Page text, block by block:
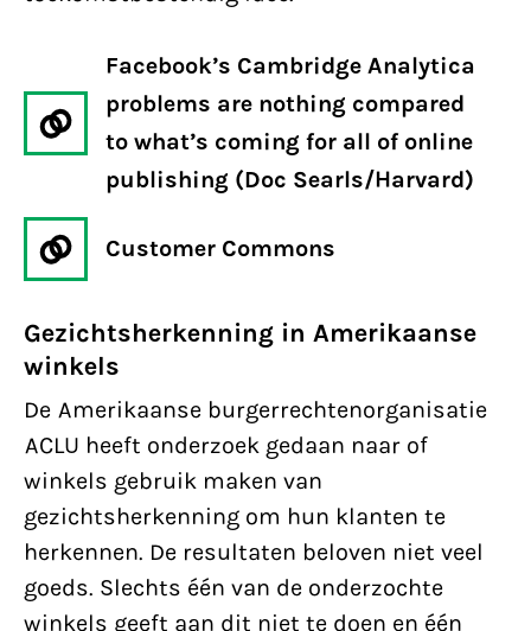
Facebook’s Cambridge Analytica
problems are nothing compared
to what’s coming for all of online
publishing (Doc Searls/Harvard)
Customer Commons
Gezichtsherkenning in Amerikaanse
winkels
De Amerikaanse burgerrechtenorganisatie
ACLU heeft onderzoek gedaan naar of
winkels gebruik maken van
gezichtsherkenning om hun klanten te
herkennen. De resultaten beloven niet veel
goeds. Slechts één van de onderzochte
winkels geeft aan dit niet te doen en één